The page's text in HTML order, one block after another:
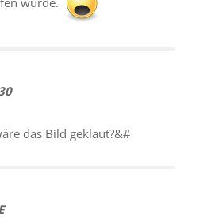
das Bild geklaut?&#